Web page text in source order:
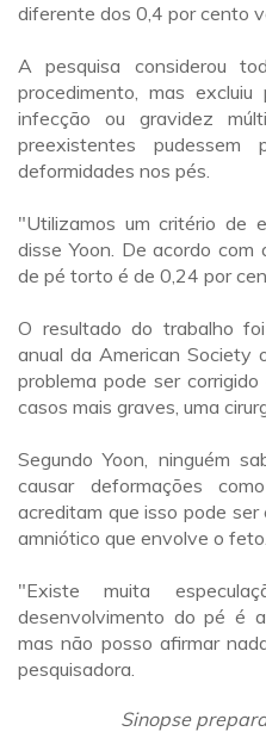
diferente dos 0,4 por cento
A pesquisa considerou
procedimento, mas excluiu
infecção ou gravidez
preexistentes
deformidades nos pés.
"Utilizamos um critério de
disse Yoon. De acordo com
de pé torto é de 0,24 por
O resultado do trabalho
anual da American Society
problema pode ser
casos mais graves, uma
Segundo Yoon, ninguém
causar deformações
acreditam que isso pode
amniótico que envolve o feto.
"Existe muita
desenvolvimento do pé é
mas não posso afirmar
pesquisadora.
Sinopse